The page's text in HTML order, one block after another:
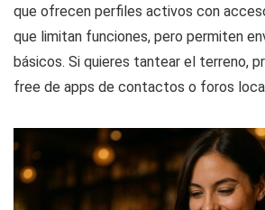
que ofrecen perfiles activos con
que limitan funciones, pero permiten
básicos. Si quieres tantear el terreno,
free de apps de contactos o foros